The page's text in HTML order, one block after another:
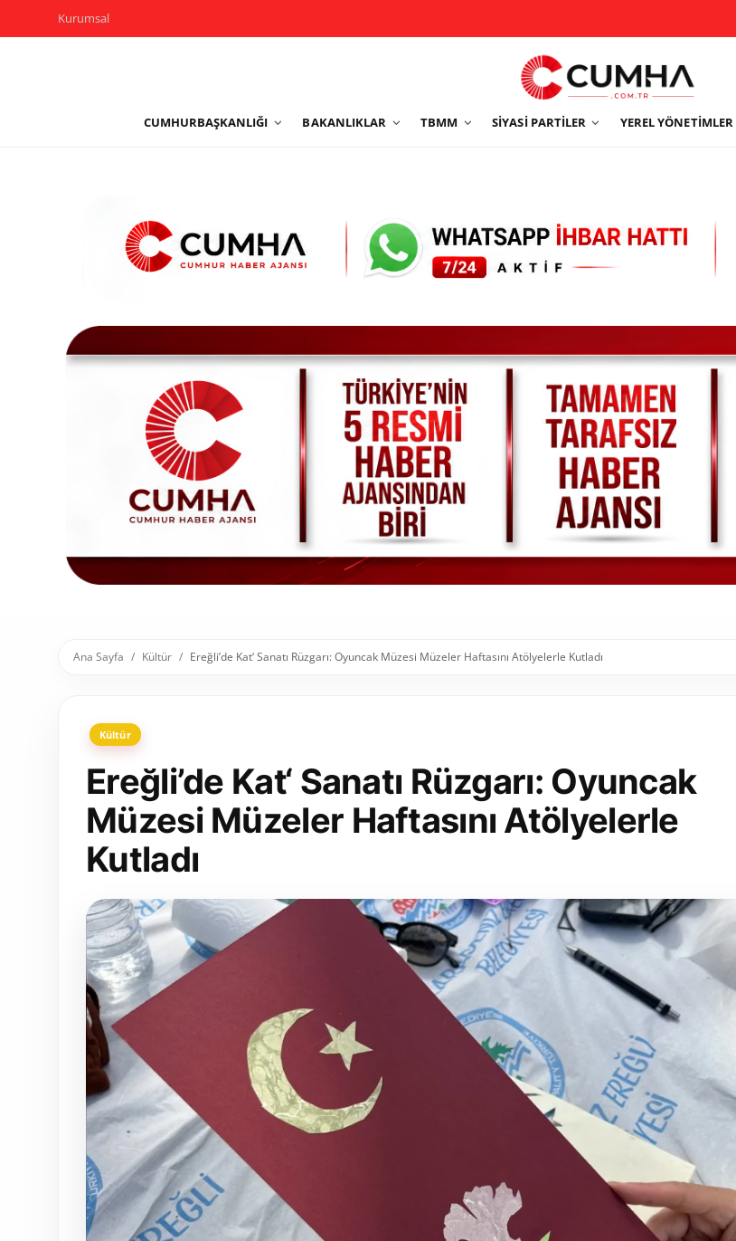
Kurumsal
CUMHURBAŞKANLIĞI BAKANLIKLAR TBMM SIYASI PARTILER YEREL YÖNETIMLER
Yerel Yönetimler
Sivil Toplum Kuruluşları
Kamu Kurumları ve Üst Kurullar
Resmi Reklamlar
Ana Sayfa Kültür Ereğli’de Kat‘ Sanatı Rüzgarı: Oyuncak Müzesi Müzeler Haftasını Atölyelerle Kutladı
Kültür
Ereğli’de Kat‘ Sanatı Rüzgarı: Oyuncak
Müzesi Müzeler Haftasını Atölyelerle
Kutladı